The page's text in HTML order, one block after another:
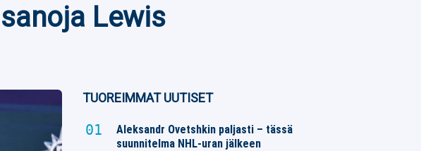
Lewis
TUOREIMMAT UUTISET
Aleksandr Ovetshkin paljasti – tässä
suunnitelma NHL-uran jälkeen